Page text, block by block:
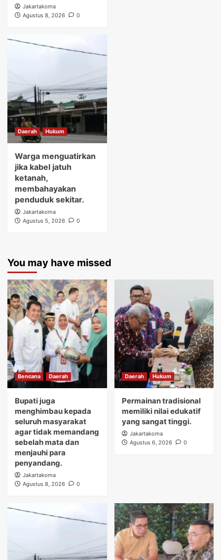
Jakartakoma
Agustus 8, 2026
0
Daerah Hukum
Warga menguatirkan
jika kabel jatuh
ketanah,
membahayakan
penduduk sekitar.
Jakartakoma
Agustus 5, 2026
0
You may have missed
Bencana Daerah
Bupati juga
menghimbau kepada
seluruh masyarakat
agar tidak memandang
sebelah mata dan
menjauhi para
penyandang.
Jakartakoma
Agustus 8, 2026
0
Daerah Hukum
Permainan tradisional
memiliki nilai edukatif
yang sangat tinggi.
Jakartakoma
Agustus 6, 2026
0